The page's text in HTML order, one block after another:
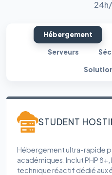
Hébergement
Serveurs
STUDENT
Hébergement ultra-rapide
académiques. Inclut PHP
technique réactif dédié aux